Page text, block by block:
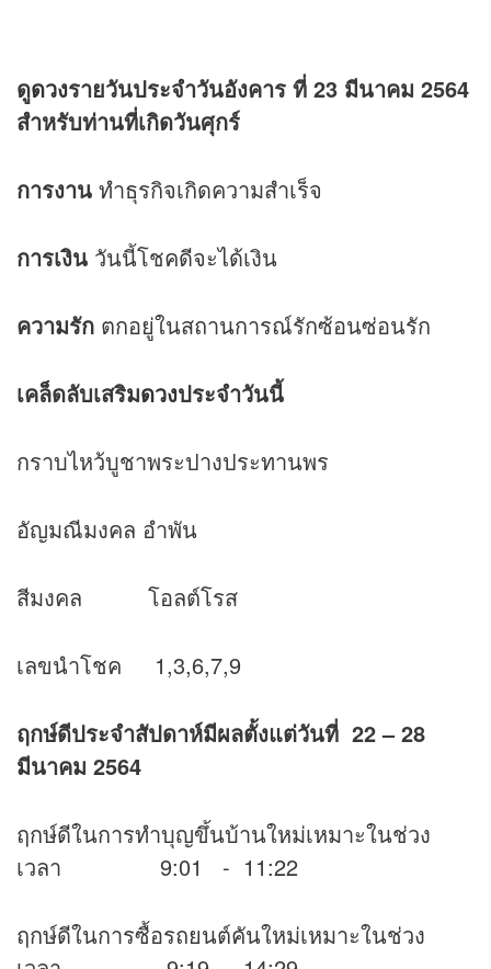
ดูดวงรายวันประจำวันอังคาร ที่ 23 มีนาคม 2564
สำหรับท่านที่เกิดวันศุกร์
การงาน ทำธุรกิจเกิดความสำเร็จ
การเงิน วันนี้โชคดีจะได้เงิน
ความรัก ตกอยู่ในสถานการณ์รักซ้อนซ่อนรัก
เคล็ดลับเสริมดวงประจำวันนี้
กราบไหว้บูชาพระปางประทานพร
อัญมณีมงคล อำพัน
สีมงคล โอลต์โรส
เลขนำโชค 1,3,6,7,9
ฤกษ์ดีประจำสัปดาห์มีผลตั้งแต่วันที่ 22 – 28
มีนาคม 2564
ฤกษ์ดีในการทำบุญขึ้นบ้านใหม่เหมาะในช่วง
เวลา 9:01 - 11:22
ฤกษ์ดีในการซื้อรถยนต์คันใหม่เหมาะในช่วง